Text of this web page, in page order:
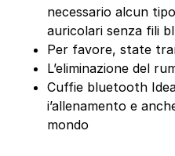
necessario alcun
auricolari senza fili
Per favore, state
L’eliminazione del
Cuffie bluetooth
i’allenamento e
mondo